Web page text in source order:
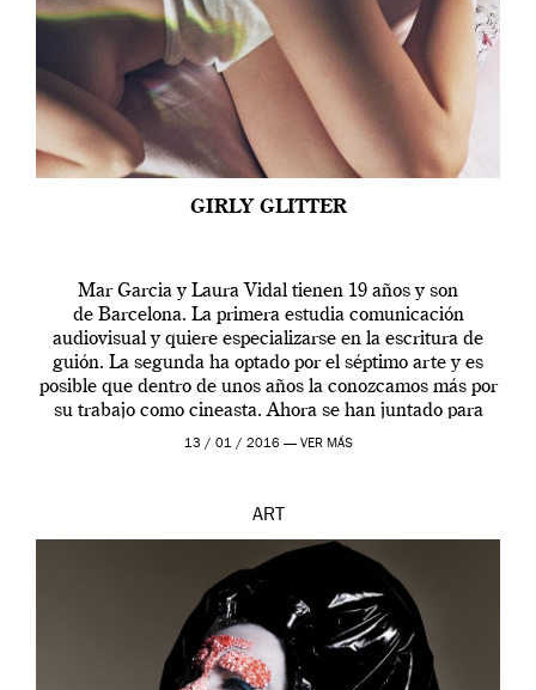
GIRLY GLITTER
Mar Garcia y Laura Vidal tienen 19 años y son
de Barcelona. La primera estudia comunicación
audiovisual y quiere especializarse en la escritura de
guión. La segunda ha optado por el séptimo arte y es
posible que dentro de unos años la conozcamos más por
su trabajo como cineasta. Ahora se han juntado para
contarnos una […]
13 / 01 / 2016 — VER MÁS
ART